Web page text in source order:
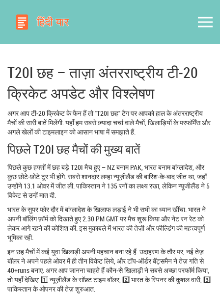
T20I छह – ताज़ा अंतरराष्ट्रीय टी‑20
क्रिकेट अपडेट और विश्लेषण
अगर आप टी‑20 क्रिकेट के फैन हैं तो "T20I छह" टैग पर आपको हाल के अंतरराष्ट्रीय
मैचों की सारी बातें मिलेंगी. यहाँ हम सबसे ज़्यादा चर्चा वाले मैचों, खिलाड़ियों के परफॉर्मेंस और
अगले खेलों की टाइमलाइन को आसान भाषा में समझाते हैं.
पिछले T20I छह मैचों की मुख्य बातें
पिछले कुछ हफ्तों में छह बड़े T20I मैच हुए – NZ बनाम PAK, भारत बनाम बांग्लादेश, और
कुछ छोटे‑छोटे टूर भी होंगे. सबसे शानदार लम्हा न्यूज़ीलैंड की बारिश‑के‑बाद जीत था, जहाँ
उन्होंने 13.1 ओवर में जीत ली. पाकिस्तान ने 135 रनों का लक्ष्य रखा, लेकिन न्यूजीलैंड ने 5
विकेट से उन्हें मात दी.
भारत के सुपर फोर दौर में बांग्लादेश के खिलाफ लड़ाई ने भी सभी का ध्यान खींचा. भारत ने
अपनी बॉलिंग फ़ॉर्म को दिखाते हुए 2.30 PM GMT पर मैच शुरू किया और नेट रन रेट को
लेकर आगे रहने की कोशिश की. इस मुकाबले में भारत की तेज़ी और फील्डिंग की महत्त्वपूर्ण
भूमिका रही.
इन छह मैचों में कई युवा खिलाड़ी अपनी पहचान बना रहे हैं. उदाहरण के तौर पर, नई तेज़
बॉलर ने अपने पहले ओवर में ही तीन विकेट लिये, और टॉप‑ऑर्डर बॅट्समैन ने तेज़ गति से
40+runs बनाए. अगर आप जानना चाहते हैं कौन‑से खिलाड़ी ने सबसे अच्छा परफॉर्म किया,
तो यहाँ देखिए: 1️⃣ न्यूज़ीलैंड के सॉफ़्ट टाइम बॉलर, 2️⃣ भारत के स्पिनर की कुशल वारी, 3️⃣
पाकिस्तान के ओपनर की तेज़ शुरुआत.